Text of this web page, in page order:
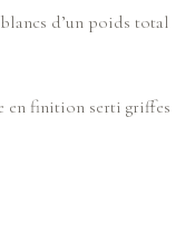
d’un poids total
en finition serti griffes